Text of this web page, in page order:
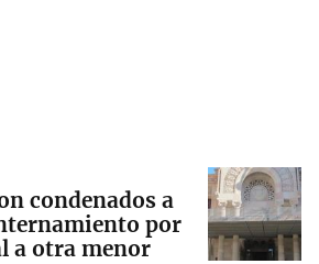
condenados a
por
a otra menor